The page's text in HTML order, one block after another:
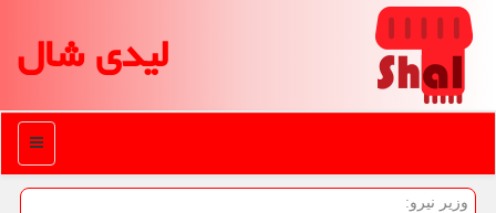
لیدی شال
منو
وزیر نیرو: